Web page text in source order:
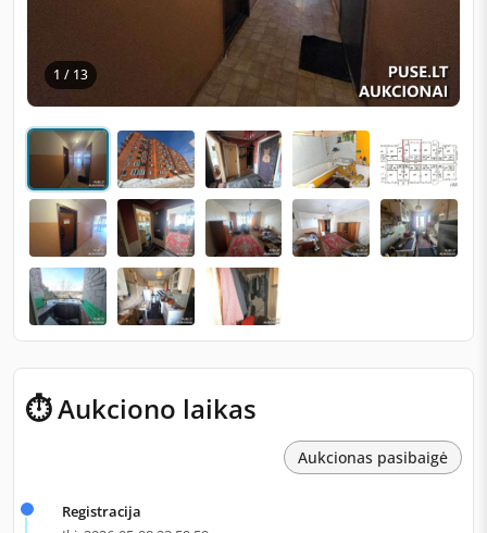
1 / 13
⏱ Aukciono laikas
Aukcionas pasibaigė
Registracija